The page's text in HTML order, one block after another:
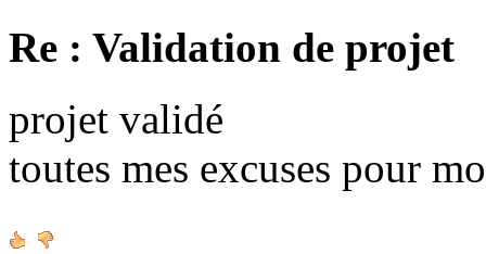
Re : Validation de projet
projet validé
toutes mes excuses pour